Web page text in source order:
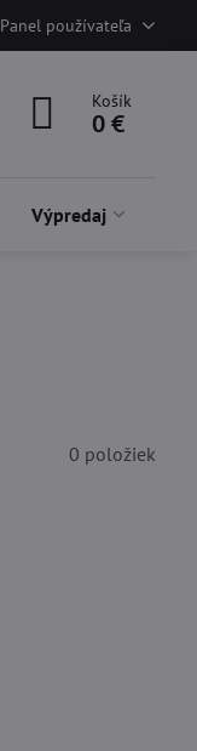
Panel používateľa
Košík
0 €
Výpredaj
0 položiek